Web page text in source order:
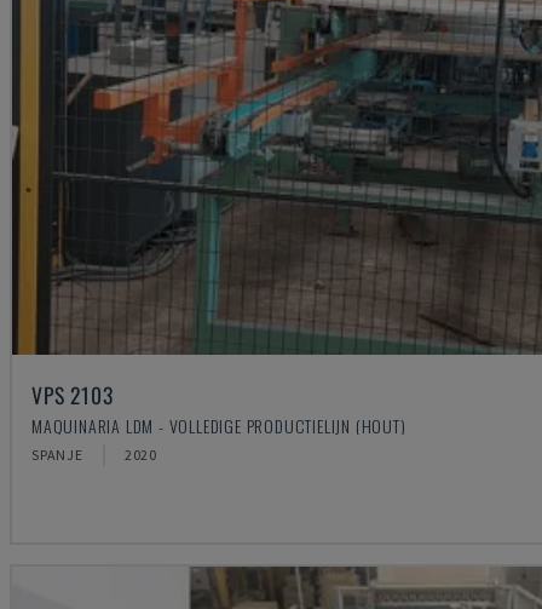
VPS 2103
MAQUINARIA LDM - VOLLEDIGE PRODUCTIELIJN (HOUT)
SPANJE 2020